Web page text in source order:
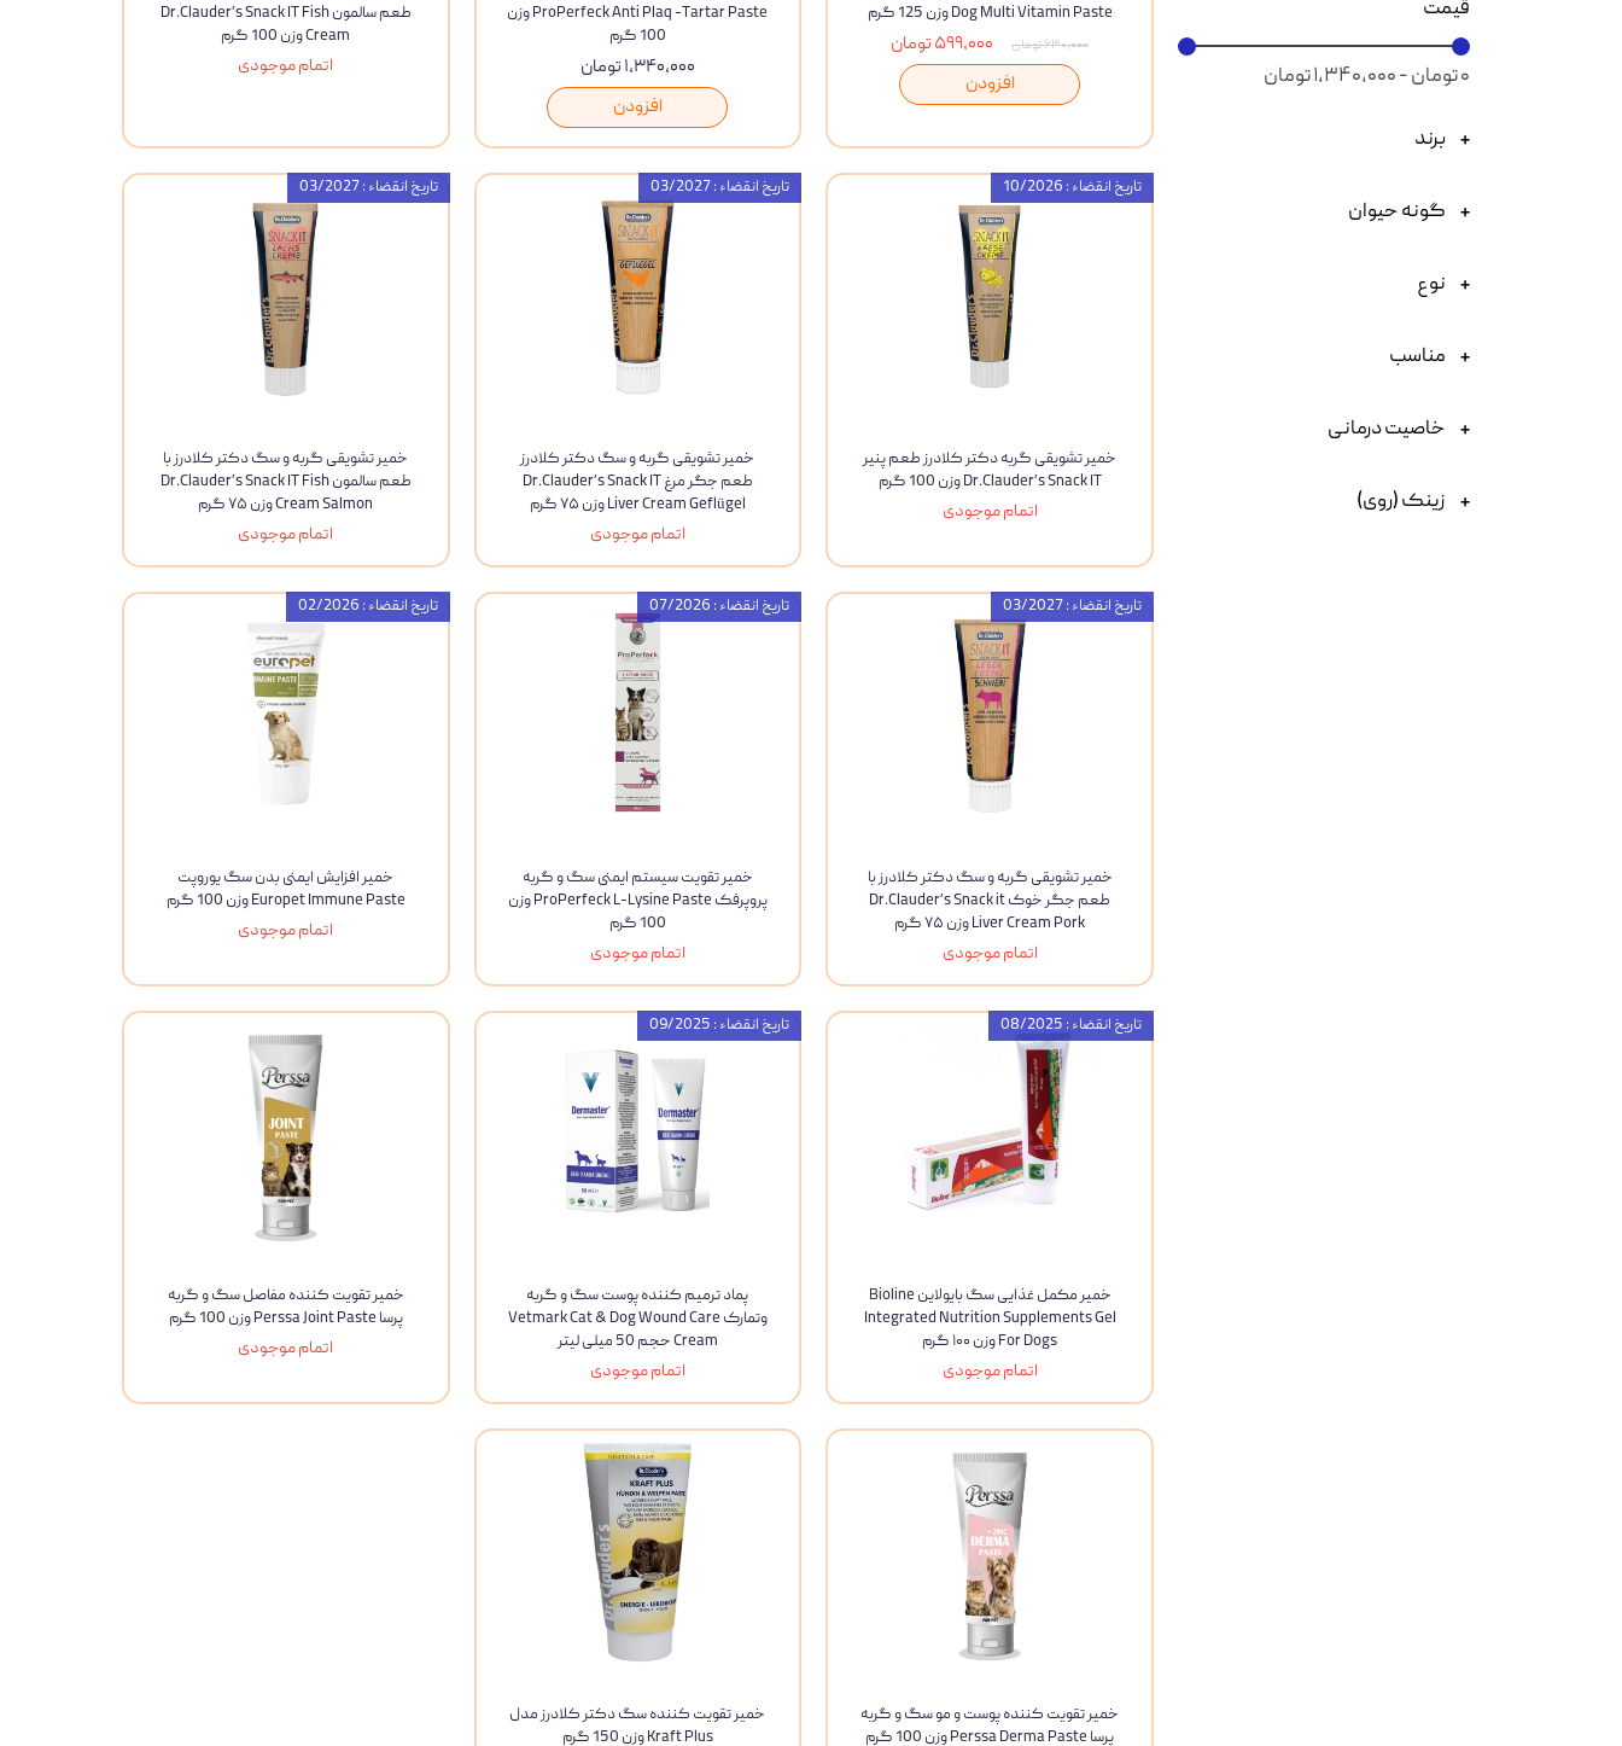
ویسکاس
ونپی
Dog Multi Vitamin Paste وزن 125 گرم
۶۳۰,۰۰۰ تومان
۵۹۹,۰۰۰ تومان
افزودن
ProPerfeck Anti Plaq -Tartar Paste وزن
100 گرم
۱,۳۴۰,۰۰۰ تومان
افزودن
طعم سالمون Dr.Clauder’s Snack IT Fish
Cream وزن 100 گرم
اتمام موجودی
خمیر تشویقی گربه دکتر کلادرز طعم پنیر
Dr.Clauder’s Snack IT وزن 100 گرم
اتمام موجودی
تاریخ انقضاء : 10/2026
خمیر تشویقی گربه و سگ دکتر کلادرز
طعم جگر مرغ Dr.Clauder’s Snack IT
Liver Cream Geflügel وزن ۷۵ گرم
اتمام موجودی
تاریخ انقضاء : 03/2027
خمیر تشویقی گربه و سگ دکتر کلادرز با
طعم سالمون Dr.Clauder’s Snack IT Fish
Cream Salmon وزن ۷۵ گرم
اتمام موجودی
تاریخ انقضاء : 03/2027
خمیر تشویقی گربه و سگ دکتر کلادرز با
طعم جگر خوک Dr.Clauder’s Snack it
Liver Cream Pork وزن ۷۵ گرم
اتمام موجودی
تاریخ انقضاء : 03/2027
خمیر تقویت سیستم ایمنی سگ و گربه
پروپرفک ProPerfeck L-Lysine Paste وزن
100 گرم
اتمام موجودی
تاریخ انقضاء : 07/2026
خمیر افزایش ایمنی بدن سگ یوروپت
Europet Immune Paste وزن 100 گرم
اتمام موجودی
تاریخ انقضاء : 02/2026
خمیر مکمل غذایی سگ بایولاین Bioline
Integrated Nutrition Supplements Gel
For Dogs وزن ۱۰۰ گرم
اتمام موجودی
تاریخ انقضاء : 08/2025
پماد ترمیم کننده پوست سگ و گربه
وتمارک Vetmark Cat & Dog Wound Care
Cream حجم 50 میلی لیتر
اتمام موجودی
تاریخ انقضاء : 09/2025
خمیر تقویت کننده مفاصل سگ و گربه
پرسا Perssa Joint Paste وزن 100 گرم
اتمام موجودی
خمیر تقویت کننده پوست و مو سگ و گربه
پرسا Perssa Derma Paste وزن 100 گرم
خمیر تقویت کننده سگ دکتر کلادرز مدل
Kraft Plus وزن 150 گرم
قیمت
۰ تومان - ۱,۳۴۰,۰۰۰ تومان
برند
گونه حیوان
نوع
مناسب
خاصیت درمانی
زینک (روی)